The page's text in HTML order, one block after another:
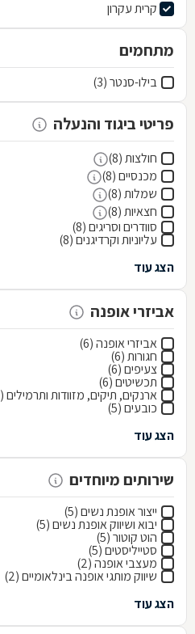
קרית עקרון
מתחמים
בילו-סנטר (3)
פריטי ביגוד והנעלה
חולצות (8)
מכנסיים (8)
שמלות (8)
חצאיות (8)
סוודרים וסריגים (8)
עליוניות וקרדיגנים (8)
הצג עוד
אביזרי אופנה
אביזרי אופנה (6)
חגורות (6)
צעיפים (6)
תכשיטים (6)
ארנקים, תיקים, מזוודות ותרמילים (5)
כובעים (5)
הצג עוד
שירותים מיוחדים
ייצור אופנת נשים (5)
יבוא ושיווק אופנת נשים (5)
הוט קוטור (5)
סטייליסטים (5)
מעצבי אופנה (2)
שיווק מותגי אופנה בינלאומיים (2)
הצג עוד